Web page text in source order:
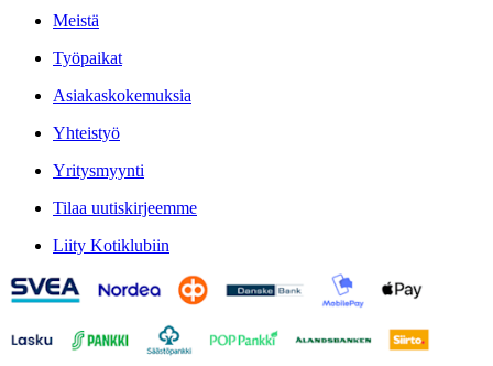
Meistä
Työpaikat
Asiakaskokemuksia
Yhteistyö
Yritysmyynti
Tilaa uutiskirjeemme
Liity Kotiklubiin